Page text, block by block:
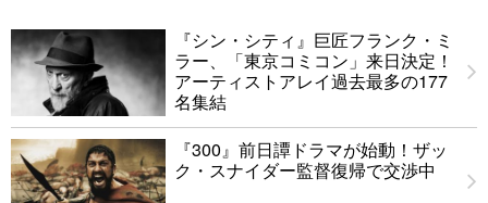
『シン・シティ』巨匠フランク・ミ
ラー、「東京コミコン」来日決定！
アーティストアレイ過去最多の177
名集結
『300』前日譚ドラマが始動！ザッ
ク・スナイダー監督復帰で交渉中